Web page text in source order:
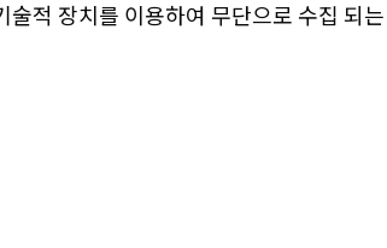
적 장치를 이용하여 무단으로 수집 되